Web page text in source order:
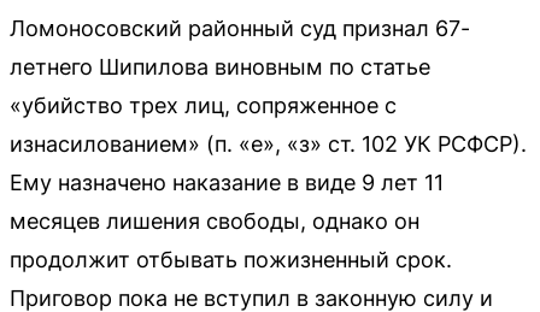
Ломоносовский районный суд признал 67-
летнего Шипилова виновным по статье
«убийство трех лиц, сопряженное с
изнасилованием» (п. «е», «з» ст. 102 УК РСФСР).
Ему назначено наказание в виде 9 лет 11
месяцев лишения свободы, однако он
продолжит отбывать пожизненный срок.
Приговор пока не вступил в законную силу и